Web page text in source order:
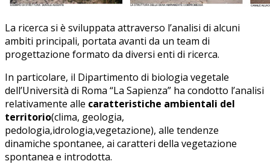
La ricerca si è sviluppata attraverso l’analisi di alcuni
ambiti principali, portata avanti da un team di
progettazione formato da diversi enti di ricerca.
In particolare, il Dipartimento di biologia vegetale
dell’Università di Roma “La Sapienza” ha condotto l’analisi
relativamente alle caratteristiche ambientali del
territorio(clima, geologia,
pedologia,idrologia,vegetazione), alle tendenze
dinamiche spontanee, ai caratteri della vegetazione
spontanea e introdotta.